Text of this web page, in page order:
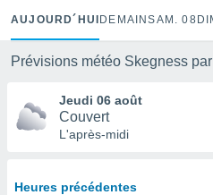
Vous
AUJOURD´HUI DEMAINSAM. 08
Prévisions météo Skegness
Jeudi 06 août
Couvert
L'après-midi
Heures précédentes